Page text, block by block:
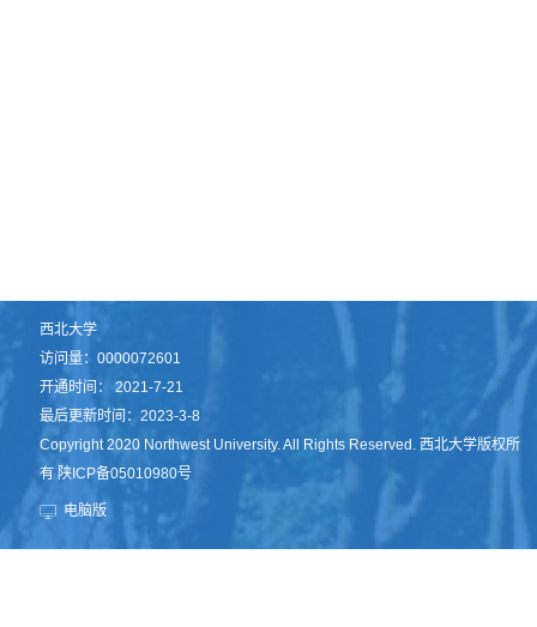
西北大学
访问量：0000072601
开通时间：2021-7-21
最后更新时间：2023-3-8
Copyright 2020 Northwest University. All Rights Reserved. 西北大学版权所
有 陕ICP备05010980号
电脑版